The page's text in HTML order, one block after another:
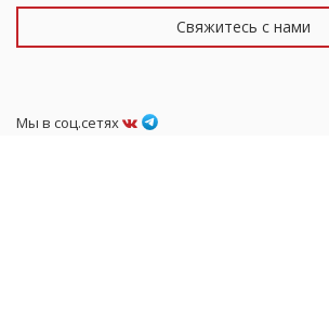
Свяжитесь с нами
Мы в соц.сетях